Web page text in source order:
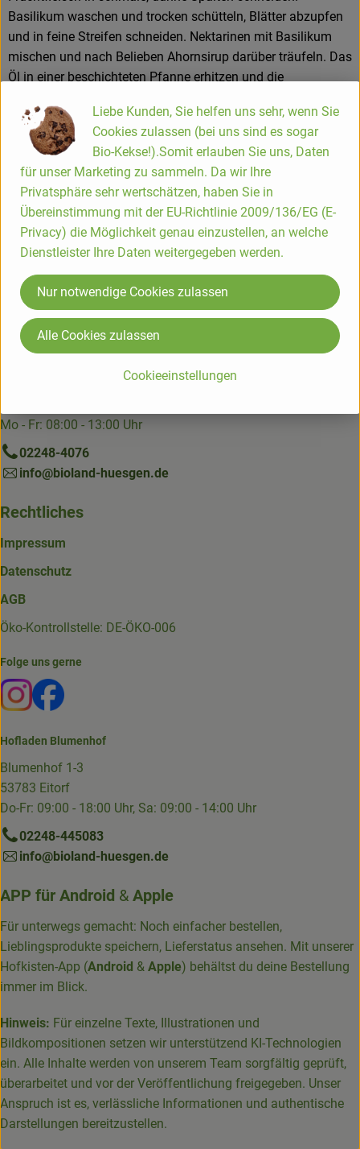
Über uns
Service
Basilikum waschen und trocken schütteln, Blätter abzupfen
und in feine Streifen schneiden. Nektarinen mit Basilikum
mischen und nach Belieben Ahornsirup darüber träufeln. Das
Öl in einer beschichteten Pfanne erhitzen und die
herausnehmen. Zum Servieren den Salat anrichten und die
gerösteten Kerne darüber streuen.
Die Hofkiste
Bio-Lieferservice seit über 25 Jahren.
Wir liefern Bio-Lebensmittel | Biokisten, Ökokisten und
Gemüsekisten im Rhein-Sieg-Kreis, Rhein-Mosel-Region,
Rheinisch-Bergischer-Kreis, rund um Bonn, Köln & Leverkusen
sowie ins Oberbergische Land, den Westerwald, ins Siegerland
und südliche Sauerland.
Kundenbetreuung Hofkiste
Mo - Fr: 08:00 - 13:00 Uhr
02248-4076
info@bioland-huesgen.de
Rechtliches
Impressum
Datenschutz
AGB
Öko-Kontrollstelle: DE-ÖKO-006
Folge uns gerne
Externer Link zu https://www.instagram.com/die.hofkiste/
Externer Link zu https://www.facebook.com/p/Die-
Hofladen Blumenhof
Blumenhof 1-3
53783 Eitorf
Do-Fr: 09:00 - 18:00 Uhr, Sa: 09:00 - 14:00 Uhr
02248-445083
info@bioland-huesgen.de
APP für Android & Apple
Für unterwegs gemacht: Noch einfacher bestellen,
Lieblingsprodukte speichern, Lieferstatus ansehen. Mit unserer
Hofkisten-App (Android & Apple) behältst du deine Bestellung
immer im Blick.
Hinweis: Für einzelne Texte, Illustrationen und
Bildkompositionen setzen wir unterstützend KI-Technologien
ein. Alle Inhalte werden von unserem Team sorgfältig geprüft,
überarbeitet und vor der Veröffentlichung freigegeben. Unser
Anspruch ist es, verlässliche Informationen und authentische
Darstellungen bereitzustellen.
Liebe Kunden, Sie helfen uns sehr, wenn Sie
Cookies zulassen (bei uns sind es sogar
Bio-Kekse!).Somit erlauben Sie uns, Daten
für unser Marketing zu sammeln. Da wir Ihre
Privatsphäre sehr wertschätzen, haben Sie in
Übereinstimmung mit der EU-Richtlinie 2009/136/EG (E-
Privacy) die Möglichkeit genau einzustellen, an welche
Dienstleister Ihre Daten weitergegeben werden.
Cookieeinstellungen
Nur notwendige Cookies zulassen
Alle Cookies zulassen